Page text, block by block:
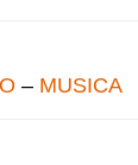
– MUSICA